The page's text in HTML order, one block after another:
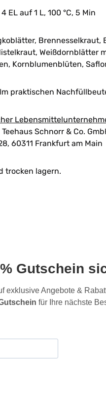
4 EL auf 1 L, 100 °C, 5 Min
Weißdornblätter
Kornblumenblüten,
Im praktischen
Schnorr & Co.
60311 Frankfurt am Main
trocken lagern.
Gutschein
Angebote &
für Ihre nächste